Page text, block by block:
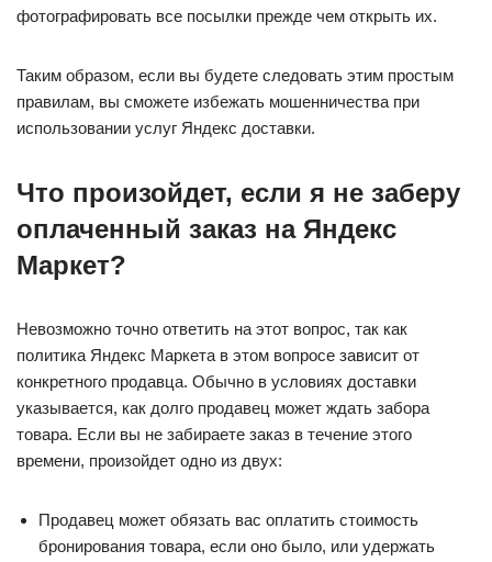
фотографировать все посылки прежде чем открыть их.
Таким образом, если вы будете следовать этим простым
правилам, вы сможете избежать мошенничества при
использовании услуг Яндекс доставки.
Что произойдет, если я не заберу
оплаченный заказ на Яндекс
Маркет?
Невозможно точно ответить на этот вопрос, так как
политика Яндекс Маркета в этом вопросе зависит от
конкретного продавца. Обычно в условиях доставки
указывается, как долго продавец может ждать забора
товара. Если вы не забираете заказ в течение этого
времени, произойдет одно из двух:
Продавец может обязать вас оплатить стоимость
бронирования товара, если оно было, или удержать